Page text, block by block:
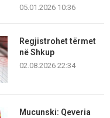
05.01.2026 10:36
Regjistrohet tërmet
në Shkup
02.08.2026 22:34
Mucunski: Qeveria